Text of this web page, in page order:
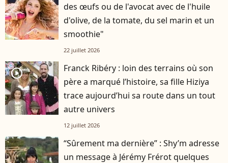
des œufs ou de l'avocat avec de l'huile
d'olive, de la tomate, du sel marin et un
smoothie"
22 juillet 2026
player2
Franck Ribéry : loin des terrains où son
père a marqué l’histoire, sa fille Hiziya
trace aujourd’hui sa route dans un tout
autre univers
12 juillet 2026
“Sûrement ma dernière” : Shy’m adresse
un message à Jérémy Frérot quelques